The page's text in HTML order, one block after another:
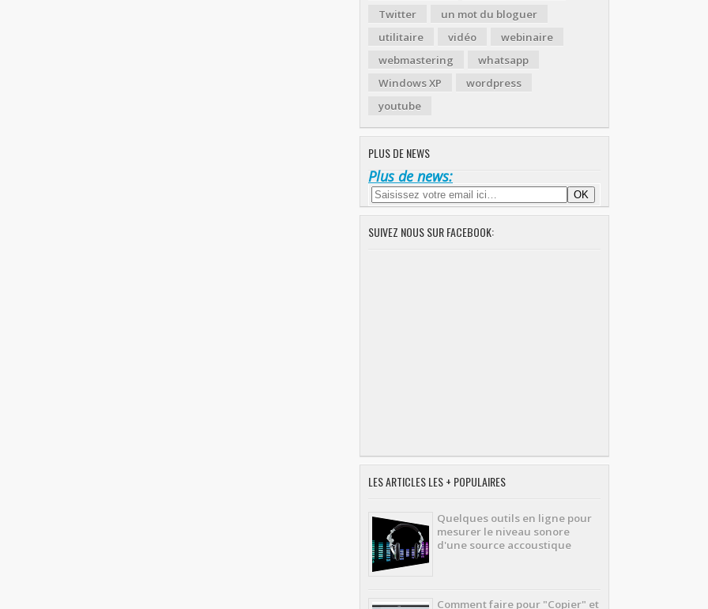
Twitter
un mot du bloguer
utilitaire
vidéo
webinaire
webmastering
whatsapp
Windows XP
wordpress
youtube
PLUS DE NEWS
Plus de news:
SUIVEZ NOUS SUR FACEBOOK:
LES ARTICLES LES + POPULAIRES
Quelques outils en ligne pour
mesurer le niveau sonore
d'une source accoustique
Comment faire pour "Copier" et